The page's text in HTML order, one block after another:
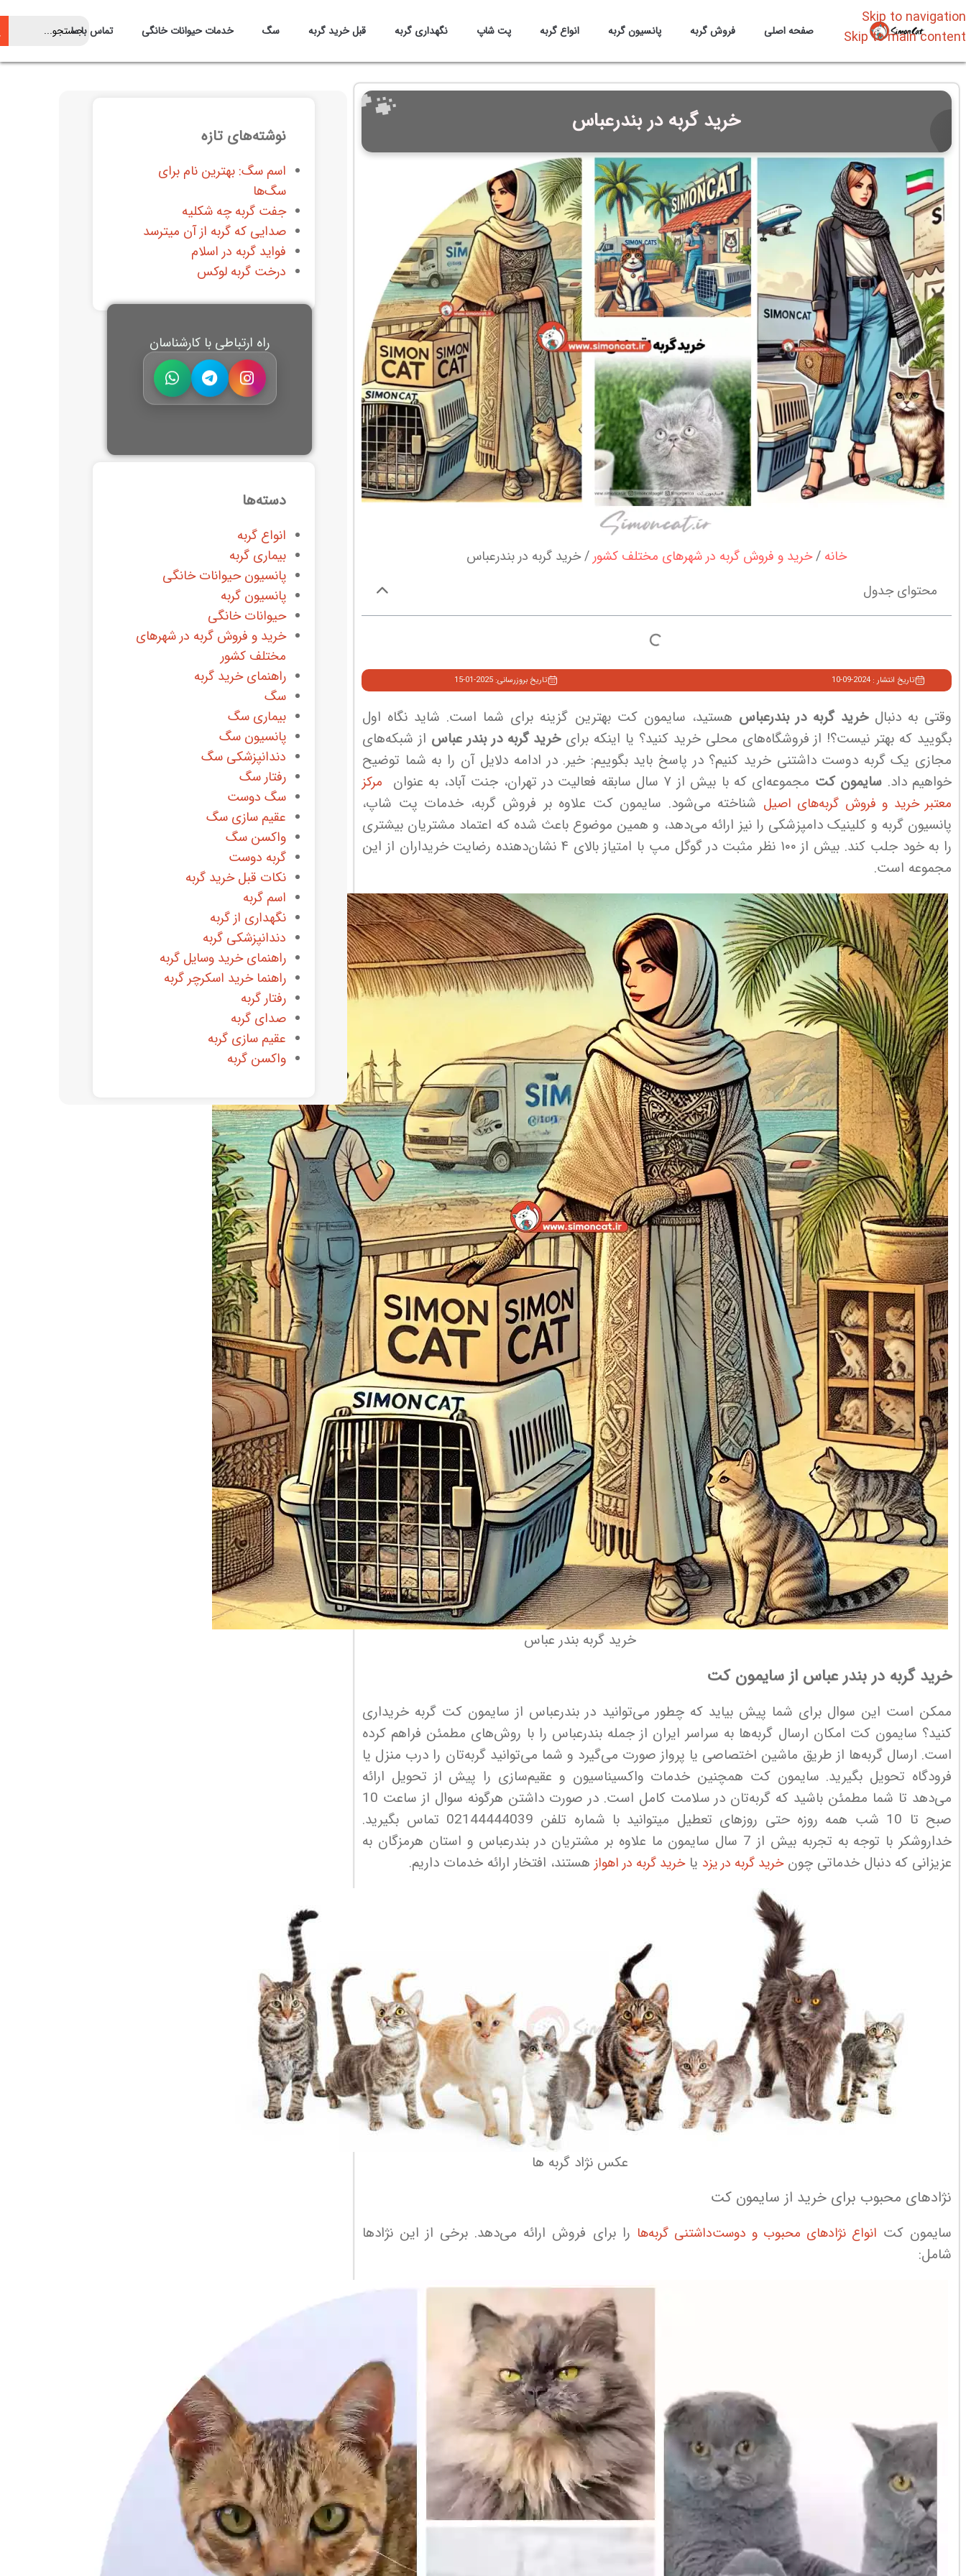
Skip to navigation
Skip to main content
صفحه اصلی فروش گربه پانسیون گربه انواع گربه پت شاپ نگهداری گربه قبل خرید گربه سگ خدمات حیوانات خانگی تماس با ما
خرید گربه در بندرعباس
خانه خرید و فروش گربه در شهرهای مختلف کشور خرید گربه در بندرعباس
محتوای جدول
تاریخ انتشار : 2024-09-10 تاریخ بروزرسانی: 2025-01-15
وقتی به دنبالخرید گربه در بندرعباس هستید، سایمون کت بهترین گزینه برای شما است. شاید نگاه اول
بگویید که بهتر نیست؟! از فروشگاه‌های محلی خرید کنید؟ یا اینکه برایخرید گربه در بندر عباس از شبکه‌های
مجازی یک گربه دوست داشتنی خرید کنیم؟ در پاسخ باید بگوییم: خیر. در ادامه دلایل آن را به شما توضیح
خواهیم داد. سایمون کت مجموعه‌ای که با بیش از ۷ سال سابقه فعالیت در تهران، جنت آباد، به عنوان
مرکز
معتبر خرید و فروش گربه‌های اصیل شناخته می‌شود. سایمون کت علاوه بر فروش گربه، خدمات پت شاپ،
پانسیون گربه و کلینیک دامپزشکی را نیز ارائه می‌دهد، و همین موضوع باعث شده که اعتماد مشتریان بیشتری
را به خود جلب کند. بیش از ۱۰۰ نظر مثبت در گوگل مپ با امتیاز بالای ۴ نشان‌دهنده رضایت خریداران از این
مجموعه است.
خرید گربه بندر عباس
خرید گربه در بندر عباس از سایمون کت
ممکن است این سوال برای شما پیش بیاید که چطور می‌توانید در بندرعباس از سایمون کت گربه خریداری
کنید؟ سایمون کت امکان ارسال گربه‌ها به سراسر ایران از جمله بندرعباس را با روش‌های مطمئن فراهم کرده
است. ارسال گربه‌ها از طریق ماشین اختصاصی یا پرواز صورت می‌گیرد و شما می‌توانید گربه‌تان را درب منزل یا
فرودگاه تحویل بگیرید. سایمون کت همچنین خدمات واکسیناسیون و عقیم‌سازی را پیش از تحویل ارائه
می‌دهد تا شما مطمئن باشید که گربه‌تان در سلامت کامل است. در صورت داشتن هرگونه سوال از ساعت 10
صبح تا 10 شب همه روزه حتی روزهای تعطیل میتوانید با شماره تلفن 02144444039 تماس بگیرید.
خداروشکر با توجه به تجربه بیش از 7 سال سایمون ما علاوه بر مشتریان در بندرعباس و استان هرمزگان به
عزیزانی که دنبال خدماتی چونخرید گربه در یزد یاخرید گربه در اهواز هستند، افتخار ارائه خدمات داریم.
عکس نژاد گربه ها
نژادهای محبوب برای خرید از سایمون کت
سایمون کت انواع نژادهای محبوب و دوست‌داشتنی گربه‌ها را برای فروش ارائه می‌دهد. برخی از این نژادها
شامل:
نوشته‌های تازه
اسم سگ: بهترین نام برای
سگ‌ها
جفت گربه چه شکلیه
صدایی که گربه از آن میترسد
فواید گربه در اسلام
درخت گربه لوکس
راه ارتباطی با کارشناسان
دسته‌ها
انواع گربه
بیماری گربه
پانسیون حیوانات خانگی
پانسیون گربه
حیوانات خانگی
خرید و فروش گربه در شهرهای
مختلف کشور
راهنمای خرید گربه
سگ
بیماری سگ
پانسیون سگ
دندانپزشکی سگ
رفتار سگ
سگ دوست
عقیم سازی سگ
واکسن سگ
گربه دوست
نکات قبل خرید گربه
اسم گربه
نگهداری از گربه
دندانپزشکی گربه
راهنمای خرید وسایل گربه
راهنما خرید اسکرچر گربه
رفتار گربه
صدای گربه
عقیم سازی گربه
واکسن گربه